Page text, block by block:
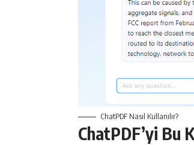
ChatPDF Nasıl Kullanılır?
ChatPDF’yi Bu